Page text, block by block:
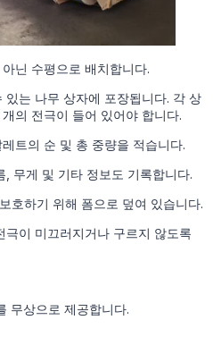
닌 수평으로 배치합니다.
는 나무 상자에 포장됩니다. 각 상
의 전극이 들어 있어야 합니다.
트의 순 및 총 중량을 적습니다.
무게 및 기타 정보도 기록합니다.
호하기 위해 폼으로 덮여 있습니다.
이 미끄러지거나 구르지 않도록
무상으로 제공합니다.